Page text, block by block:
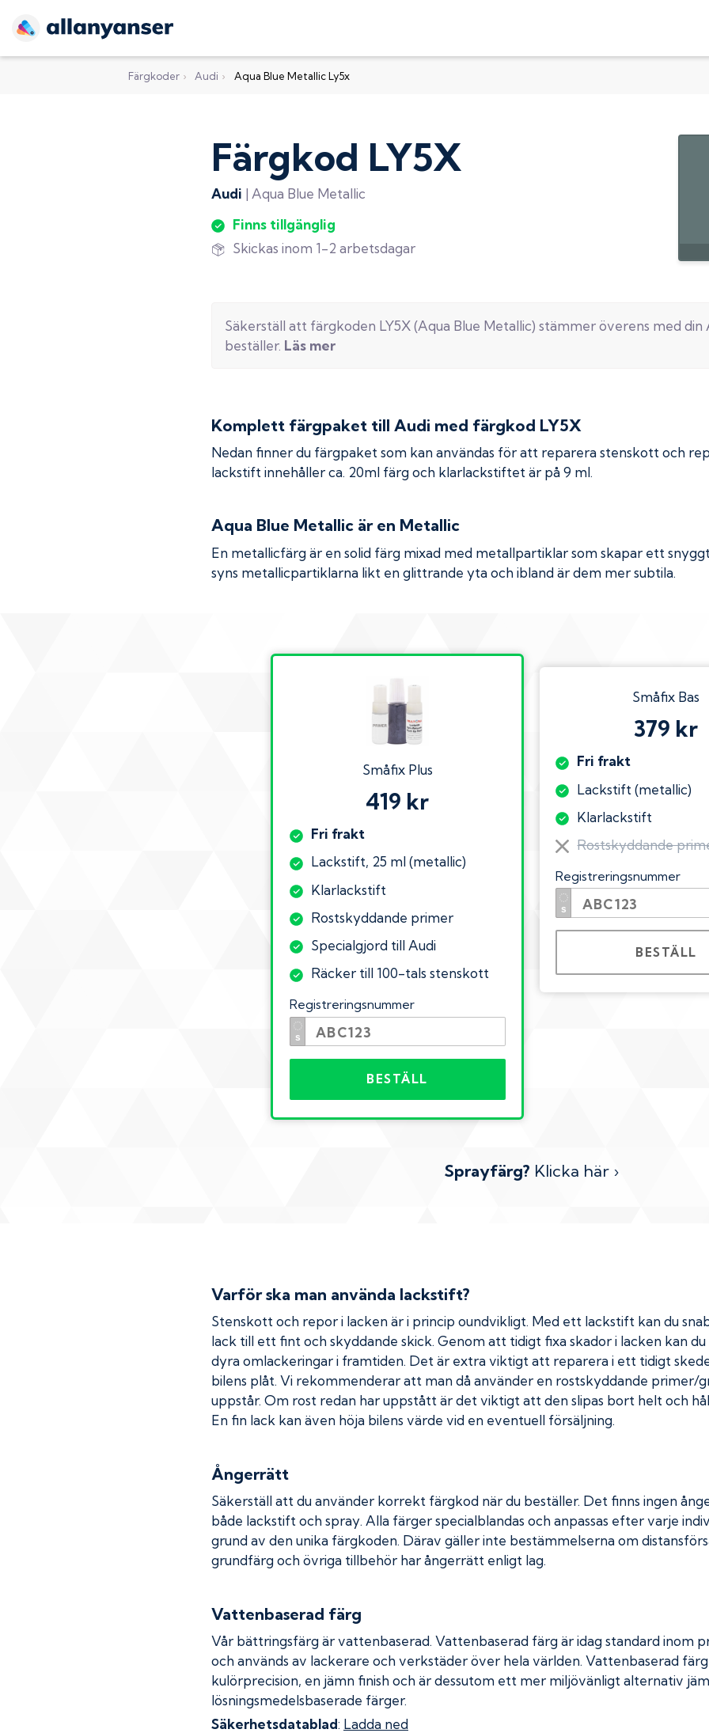
Färgkoder › Audi › Aqua Blue Metallic Ly5x
Färgkod LY5X
Audi | Aqua Blue Metallic
Finns tillgänglig
Skickas inom 1-2 arbetsdagar
Säkerställ att färgkoden LY5X(Aqua Blue Metallic) stämmer överens med din
beställer. Läs mer
Komplett färgpaket till Audi med färgkod LY5X
Nedan finner du färgpaket som kan användas för att reparera stenskott och
lackstift innehåller ca. 20ml färg och klarlackstiftet är på 9 ml.
Aqua Blue Metallic är en Metallic
En metallicfärg är en solid färg mixad med metallpartiklar som skapar ett
syns metallicpartiklarna likt en glittrande yta och ibland är dem mer subtila.
Småfix Plus
419 kr
Fri frakt
Lackstift, 25 ml (metallic)
Klarlackstift
Rostskyddande primer
Specialgjord till Audi
Räcker till 100-tals stenskott
Registreringsnummer
BESTÄLL
Småfix Bas
379 kr
Fri frakt
Lackstift (metallic)
Klarlackstift
Rostskyddande
Registreringsnummer
BESTÄLL
Sprayfärg? Klicka här ›
Varför ska man använda lackstift?
Stenskott och repor i lacken är i princip oundvikligt. Med ett lackstift kan du
lack till ett fint och skyddande skick. Genom att tidigt fixa skador i lacken kan
dyra omlackeringar i framtiden. Det är extra viktigt att reparera i ett tidigt
bilens plåt. Vi rekommenderar att man då använder en rostskyddande primer/
uppstår. Om rost redan har uppstått är det viktigt att den slipas bort helt och
En fin lack kan även höja bilens värde vid en eventuell försäljning.
Ångerrätt
Säkerställ att du använder korrekt färgkod när du beställer. Det finns ingen
både lackstift och spray. Alla färger specialblandas och anpassas efter varje
grund av den unika färgkoden. Därav gäller inte bestämmelserna om
grundfärg och övriga tillbehör har ångerrätt enligt lag.
Vattenbaserad färg
Vår bättringsfärg är vattenbaserad. Vattenbaserad färg är idag standard inom
och används av lackerare och verkstäder över hela världen. Vattenbaserad
kulörprecision, en jämn finish och är dessutom ett mer miljövänligt alternativ
lösningsmedelsbaserade färger.
Säkerhetsdatablad: Ladda ned